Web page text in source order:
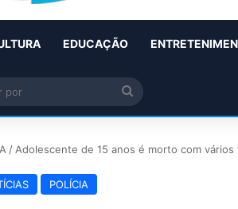
EDUCAÇÃO
Procurar
por
/ Adolescente de 15 anos é morto com
POLÍCIA